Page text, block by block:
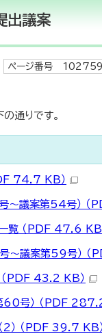
出議案
ページ番号
通りです。
74.7 KB）
～議案第54号） （
覧 （PDF 47.6 KB
～議案第59号）
PDF 43.2 KB）
60号） （PDF
） （PDF 39.7 KB